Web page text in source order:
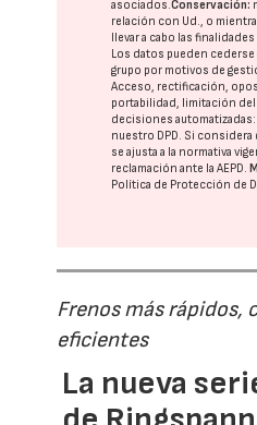
asociados.Conservación:
relación con Ud., o
llevar a cabo las
Los datos pueden cederse
grupo por motivos de
Acceso, rectificación,
portabilidad, limitación
decisiones automatizadas:
nuestro DPD. Si considera
se ajusta a la normativa
reclamación ante laAEPD.
Política de Protección de
Frenos más rápidos,
eficientes
La nueva